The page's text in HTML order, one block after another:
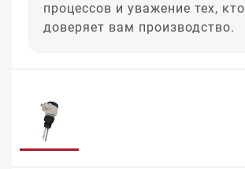
процессов и уважение тех, кто
доверяет вам производство.